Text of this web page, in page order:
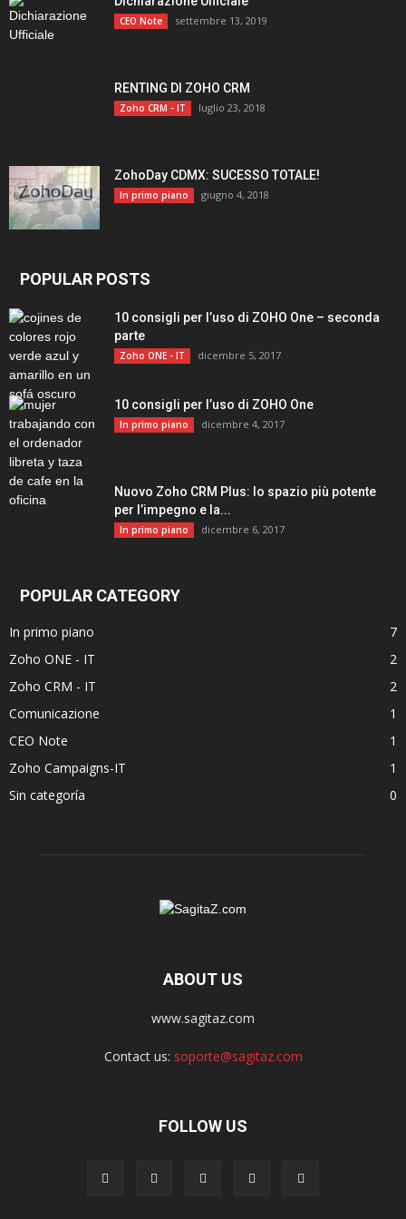
CEO Note settembre 13, 2019
RENTING DI ZOHO CRM
Zoho CRM - IT luglio 23, 2018
ZohoDay CDMX: SUCESSO TOTALE!
In primo piano giugno 4, 2018
POPULAR POSTS
10 consigli per l’uso di ZOHO One – seconda
parte
Zoho ONE - IT dicembre 5, 2017
10 consigli per l’uso di ZOHO One
In primo piano dicembre 4, 2017
Nuovo Zoho CRM Plus: lo spazio più potente
per l’impegno e la...
In primo piano dicembre 6, 2017
POPULAR CATEGORY
In primo piano
7
Zoho ONE - IT
2
Zoho CRM - IT
2
Comunicazione
1
CEO Note
1
Zoho Campaigns-IT
1
Sin categoría
0
ABOUT US
www.sagitaz.com
Contact us: soporte@sagitaz.com
FOLLOW US